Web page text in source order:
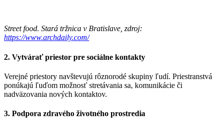
Street food. Stará tržnica v Bratislave, zdroj:
https://www.archdaily.com/
2. Vytvárať priestor pre sociálne kontakty
Verejné priestory navštevujú rôznorodé skupiny ľudí. Priestranstvá
ponúkajú ľuďom možnosť stretávania sa, komunikácie či
nadväzovania nových kontaktov.
3. Podpora zdravého životného prostredia